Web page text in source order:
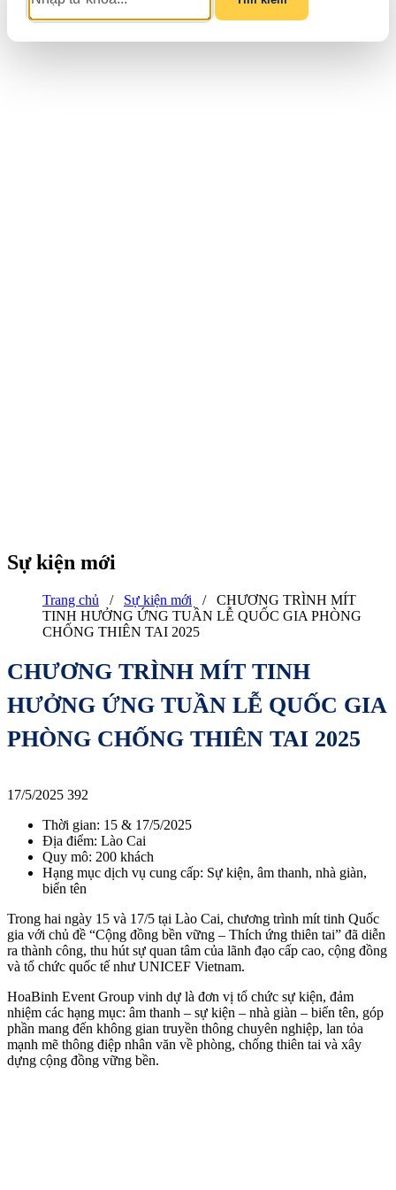
Sự kiện mới
Trang chủ / Sự kiện mới / CHƯƠNG TRÌNH MÍT
TINH HƯỞNG ỨNG TUẦN LỄ QUỐC GIA PHÒNG
CHỐNG THIÊN TAI 2025
CHƯƠNG TRÌNH MÍT TINH
HƯỞNG ỨNG TUẦN LỄ QUỐC GIA
PHÒNG CHỐNG THIÊN TAI 2025
17/5/2025 392
Thời gian: 15 & 17/5/2025
Địa điểm: Lào Cai
Quy mô: 200 khách
Hạng mục dịch vụ cung cấp: Sự kiện, âm thanh, nhà giàn,
biển tên
Trong hai ngày 15 và 17/5 tại Lào Cai, chương trình mít tinh Quốc
gia với chủ đề “Cộng đồng bền vững – Thích ứng thiên tai” đã diễn
ra thành công, thu hút sự quan tâm của lãnh đạo cấp cao, cộng đồng
và tổ chức quốc tế như UNICEF Vietnam.
HoaBinh Event Group vinh dự là đơn vị tổ chức sự kiện, đảm
nhiệm các hạng mục: âm thanh – sự kiện – nhà giàn – biển tên, góp
phần mang đến không gian truyền thông chuyên nghiệp, lan tỏa
mạnh mẽ thông điệp nhân văn về phòng, chống thiên tai và xây
dựng cộng đồng vững bền.